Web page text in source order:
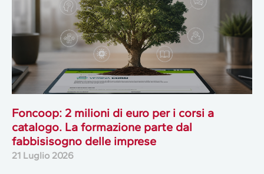
Foncoop: 2 milioni di euro per i corsi a
catalogo. La formazione parte dal
fabbisisogno delle imprese
21 Luglio 2026